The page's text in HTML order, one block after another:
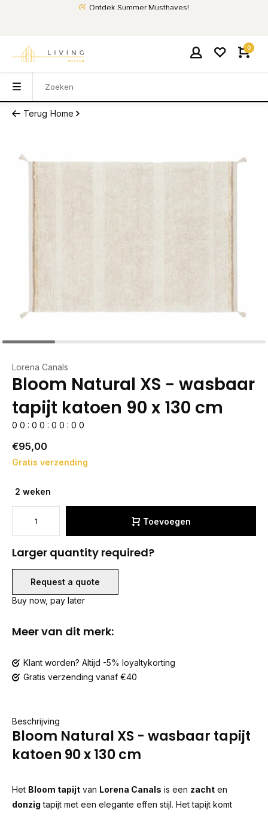
Ontdek Summer Musthaves!
0
Terug Home
Lorena Canals
Bloom Natural XS - wasbaar
tapijt katoen 90 x 130 cm
0 0 : 0 0 : 0 0 : 0 0
€95,00
Gratis verzending
2 weken
Toevoegen
Larger quantity required?
Request a quote
Buy now, pay later
Meer van dit merk:
Klant worden? Altijd -5% loyaltykorting
Gratis verzending vanaf €40
Beschrijving
Bloom Natural XS - wasbaar tapijt
katoen 90 x 130 cm
Het Bloom tapijt van Lorena Canals is een zacht en
donzig tapijt met een elegante effen stijl. Het tapijt komt